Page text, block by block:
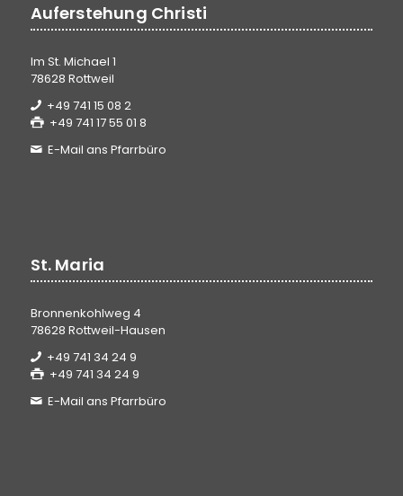
Auferstehung Christi
Im St. Michael 1
78628 Rottweil
+49 741 15 08 2
+49 741 17 55 01 8
E-Mail ans Pfarrbüro
St. Maria
Bronnenkohlweg 4
78628 Rottweil-Hausen
+49 741 34 24 9
+49 741 34 24 9
E-Mail ans Pfarrbüro